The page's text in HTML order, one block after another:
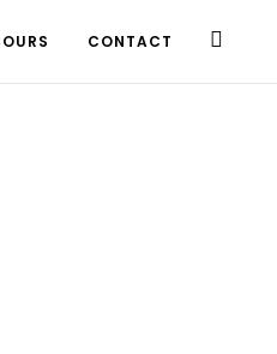
CONTACT